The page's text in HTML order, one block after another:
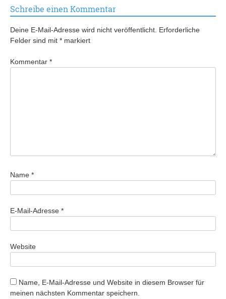
Schreibe einen Kommentar
Deine E-Mail-Adresse wird nicht veröffentlicht. Erforderliche
Felder sind mit * markiert
Kommentar *
Name *
E-Mail-Adresse *
Website
Name, E-Mail-Adresse und Website in diesem Browser für
meinen nächsten Kommentar speichern.